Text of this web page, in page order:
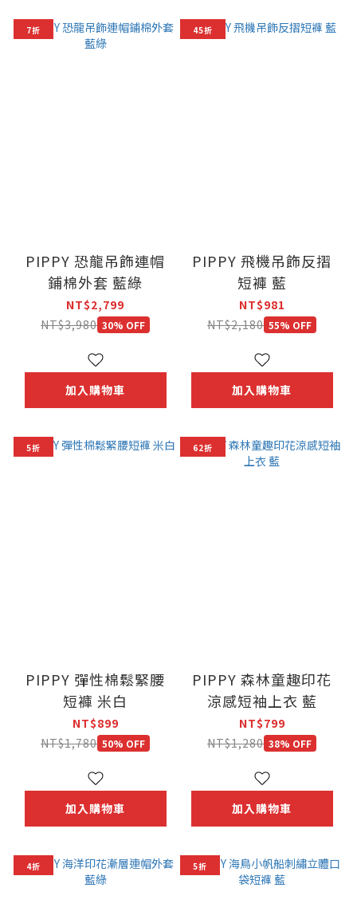
7折
PIPPY 恐龍吊飾連帽
鋪棉外套 藍綠
NT$2,799
NT$3,980 30% OFF
加入購物車
45折
PIPPY 飛機吊飾反摺
短褲 藍
NT$981
NT$2,180 55% OFF
加入購物車
5折
PIPPY 彈性棉鬆緊腰
短褲 米白
NT$899
NT$1,780 50% OFF
加入購物車
62折
PIPPY 森林童趣印花
涼感短袖上衣 藍
NT$799
NT$1,280 38% OFF
加入購物車
4折 5折